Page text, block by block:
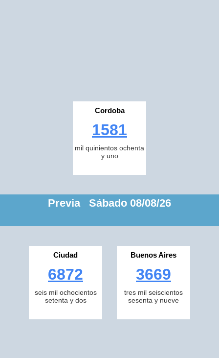
Cordoba
1581
mil quinientos ochenta
y uno
Previa Sábado 08/08/26
Ciudad
6872
seis mil ochocientos
setenta y dos
Buenos Aires
3669
tres mil seiscientos
sesenta y nueve